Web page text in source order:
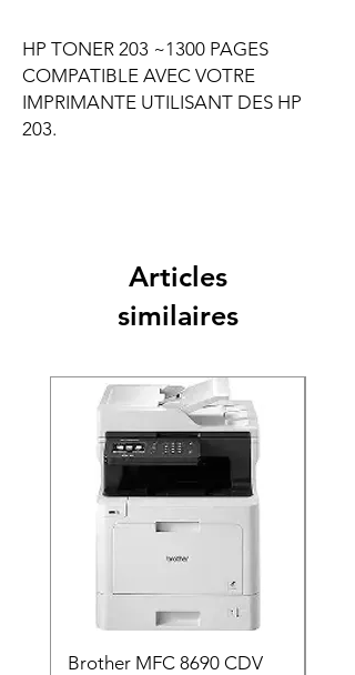
HP TONER 203 ~1300 PAGES
COMPATIBLE AVEC VOTRE
IMPRIMANTE UTILISANT DES HP
203.
Articles
similaires
Brother MFC 8690 CDV